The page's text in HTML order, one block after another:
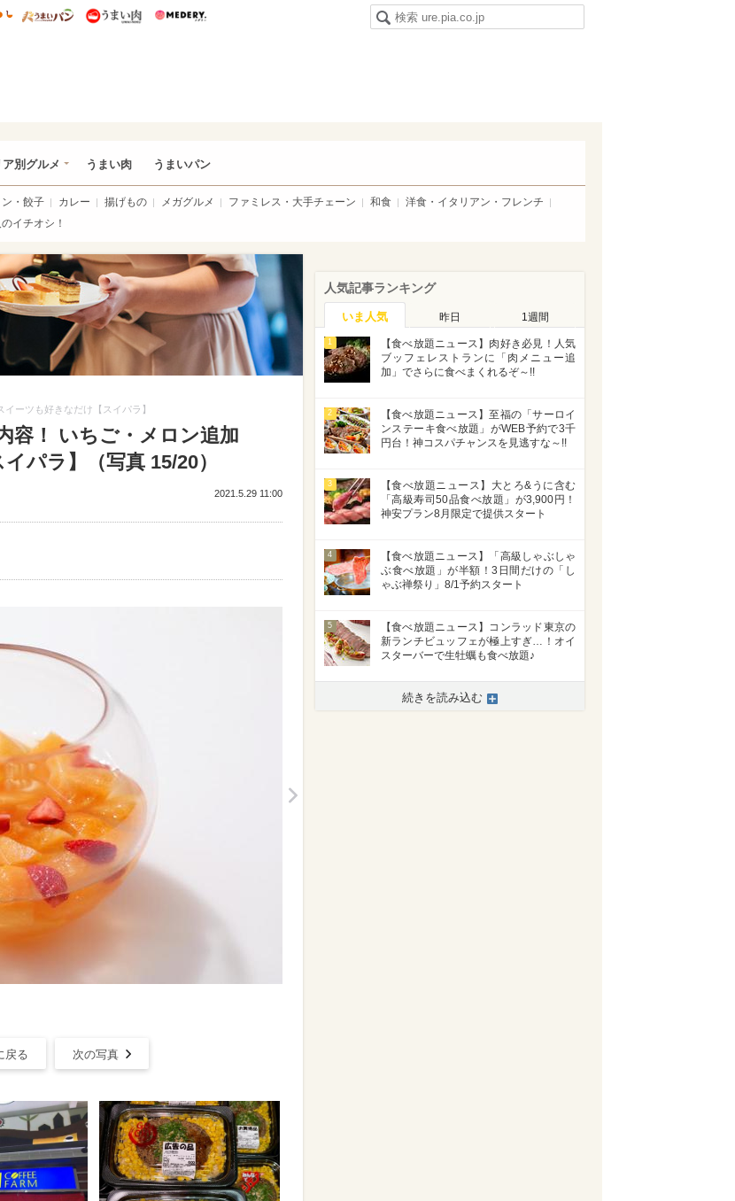
ニー特集
うまいめし うまいパン うまい肉
ア別グルメ うまい肉 うまいパン
・餃子 カレー 揚げもの メガグルメ ファミレス・大手チェーン 和食
洋食・イタリアン・フレンチ
イチオシ！
ーツも好きなだけ【スイパラ】
容！ いちご・メロン追加
パラ】（写真 15/20）
2021.5.29 11:00
戻る 次の写真
人気記事ランキング
いま人気 昨日 1週間
1
【食べ放題ニュース】肉好き必見！人気
ブッフェレストランに「肉メニュー追
加」でさらに食べまくれるぞ～!!
2
【食べ放題ニュース】至福の「サーロイ
ンステーキ食べ放題」がWEB予約で3千
円台！神コスパチャンスを見逃すな～!!
3
【食べ放題ニュース】大とろ&うに含む
「高級寿司50品食べ放題」が3,900円！
神安プラン8月限定で提供スタート
4
【食べ放題ニュース】「高級しゃぶしゃ
ぶ食べ放題」が半額！3日間だけの「し
ゃぶ禅祭り」8/1予約スタート
5
【食べ放題ニュース】コンラッド東京の
新ランチビュッフェが極上すぎ…！オイ
スターバーで生牡蠣も食べ放題♪
続きを読み込む